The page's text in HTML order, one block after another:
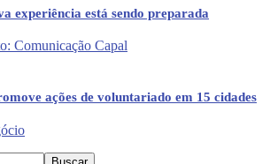
experiência está sendo preparada
ações de voluntariado em 15 cidades